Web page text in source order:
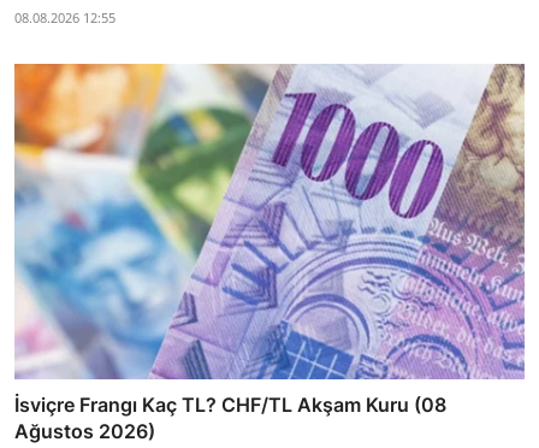
08.08.2026 12:55
İsviçre Frangı Kaç TL? CHF/TL Akşam Kuru (08
Ağustos 2026)